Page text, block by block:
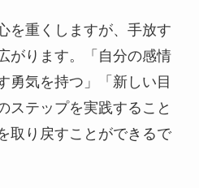
を重くしますが、手放す
がります。「自分の感情
勇気を持つ」「新しい目
ステップを実践すること
取り戻すことができるで